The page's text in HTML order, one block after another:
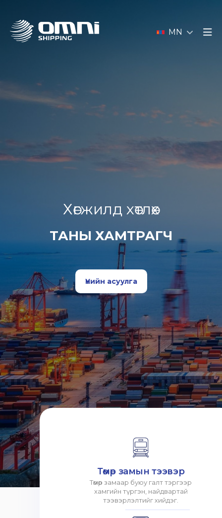
MN
Хөгжилд хөтлөх
ТАНЫ ХАМТРАГЧ
Үнийн асуулга
Төмөр замын тээвэр
Төмөр замаар буюу галт тэргээр
хамгийн түргэн, найдвартай
тээвэрлэлтийг хийдэг.